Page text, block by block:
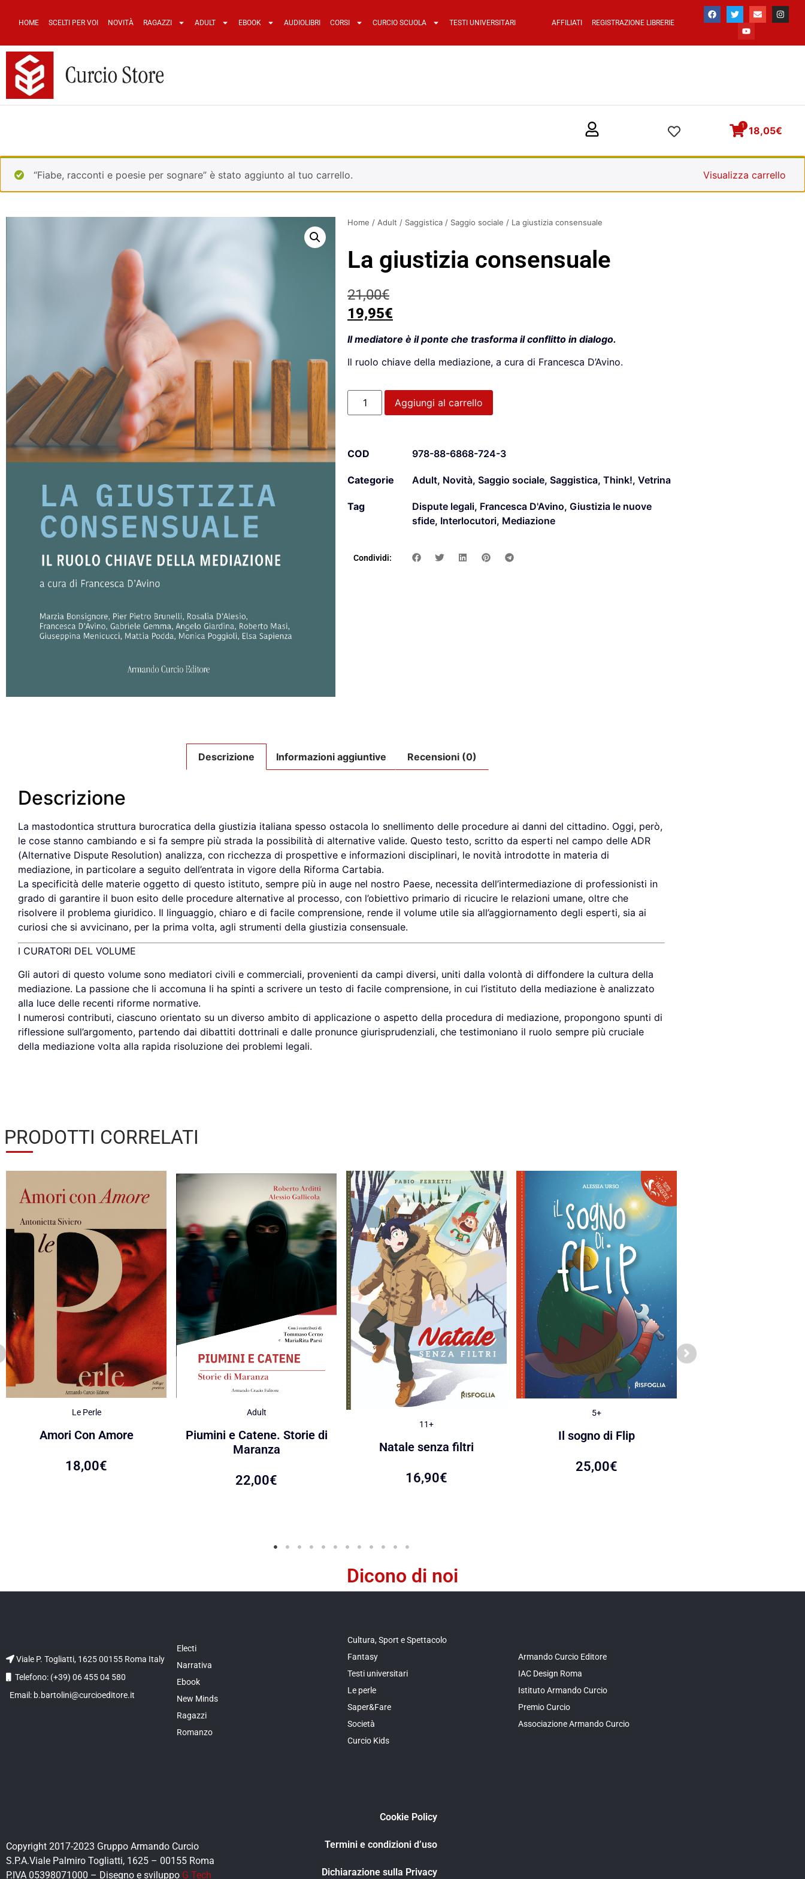
HOME SCELTI PER VOI NOVITÀ RAGAZZI ADULT EBOOK AUDIOLIBRI CORSI CURCIO SCUOLA TESTI UNIVERSITARI AFFILIATI REGISTRAZIONE LIBRERIE
18,05€
1
“Fiabe, racconti e poesie per sognare” è stato aggiunto al tuo carrello. Visualizza carrello
Home / Adult / Saggistica / Saggio sociale / La giustizia consensuale
La giustizia consensuale
21,00€
19,95€
Il mediatore è il ponte che trasforma il conflitto in dialogo.
Il ruolo chiave della mediazione, a cura di Francesca D’Avino.
Aggiungi al carrello
COD 978-88-6868-724-3
Categorie Adult, Novità, Saggio sociale, Saggistica, Think!, Vetrina
Tag Dispute legali, Francesca D'Avino, Giustizia le nuove
sfide, Interlocutori, Mediazione
Condividi:
Descrizione Informazioni aggiuntive Recensioni (0)
Descrizione
La mastodontica struttura burocratica della giustizia italiana spesso ostacola lo snellimento delle procedure ai danni del cittadino. Oggi, però,
le cose stanno cambiando e si fa sempre più strada la possibilità di alternative valide. Questo testo, scritto da esperti nel campo delle ADR
(Alternative Dispute Resolution) analizza, con ricchezza di prospettive e informazioni disciplinari, le novità introdotte in materia di
mediazione, in particolare a seguito dell’entrata in vigore della Riforma Cartabia.
La specificità delle materie oggetto di questo istituto, sempre più in auge nel nostro Paese, necessita dell’intermediazione di professionisti in
grado di garantire il buon esito delle procedure alternative al processo, con l’obiettivo primario di ricucire le relazioni umane, oltre che
risolvere il problema giuridico. Il linguaggio, chiaro e di facile comprensione, rende il volume utile sia all’aggiornamento degli esperti, sia ai
curiosi che si avvicinano, per la prima volta, agli strumenti della giustizia consensuale.
I CURATORI DEL VOLUME
Gli autori di questo volume sono mediatori civili e commerciali, provenienti da campi diversi, uniti dalla volontà di diffondere la cultura della
mediazione. La passione che li accomuna li ha spinti a scrivere un testo di facile comprensione, in cui l’istituto della mediazione è analizzato
alla luce delle recenti riforme normative.
I numerosi contributi, ciascuno orientato su un diverso ambito di applicazione o aspetto della procedura di mediazione, propongono spunti di
riflessione sull’argomento, partendo dai dibattiti dottrinali e dalle pronunce giurisprudenziali, che testimoniano il ruolo sempre più cruciale
della mediazione volta alla rapida risoluzione dei problemi legali.
PRODOTTI CORRELATI
Le Perle
Amori Con Amore
18,00€
Adult
Piumini e Catene. Storie di
Maranza
22,00€
11+
Natale senza filtri
16,90€
5+
Il sogno di Flip
25,00€
Dicono di noi
Viale P. Togliatti, 1625 00155 Roma Italy
Telefono: (+39) 06 455 04 580
Email: b.bartolini@curcioeditore.it
Electi
Narrativa
Ebook
New Minds
Ragazzi
Romanzo
Cultura, Sport e Spettacolo
Fantasy
Testi universitari
Le perle
Saper&Fare
Società
Curcio Kids
Armando Curcio Editore
IAC Design Roma
Istituto Armando Curcio
Premio Curcio
Associazione Armando Curcio
Copyright 2017-2023 Gruppo Armando Curcio
S.P.A.Viale Palmiro Togliatti, 1625 – 00155 Roma
P.IVA 05398071000 – Disegno e sviluppo G Tech
Cookie Policy
Termini e condizioni d’uso
Dichiarazione sulla Privacy